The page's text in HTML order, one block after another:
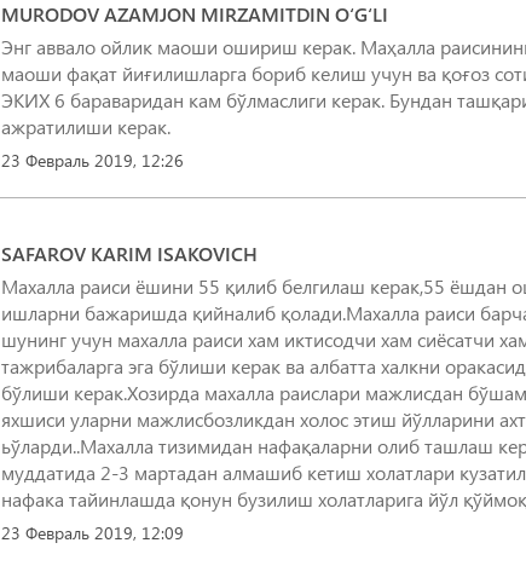
MURODOV AZAMJON MIRZAMITDIN O‘G‘LI
Энг аввало ойлик маоши ошириш керак. Маҳалла
маоши фақат йиғилишларга бориб келиш учун ва қоғоз
ЭКИХ 6 бараваридан кам бўлмаслиги керак. Бундан
ажратилиши керак.
23 Февраль 2019, 12:26
SAFAROV KARIM ISAKOVICH
Махалла раиси ёшини 55 қилиб белгилаш керак,55 ёшдан
ишларни бажаришда қийналиб қолади.Махалла раиси
шунинг учун махалла раиси хам иктисодчи хам сиёсатчи
тажрибаларга эга бўлиши керак ва албатта халкни
бўлиши керак.Хозирда махалла раислари мажлисдан
яхшиси уларни мажлисбозликдан холос этиш йўлларини
ьўларди..Махалла тизимидан нафақаларни олиб ташлаш
муддатида 2-3 мартадан алмашиб кетиш холатлари
нафака тайинлашда қонун бузилиш холатларига йўл
23 Февраль 2019, 12:09